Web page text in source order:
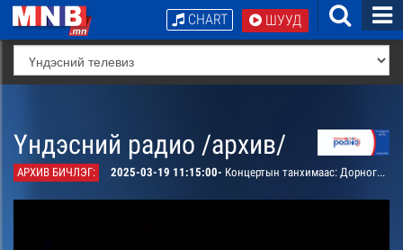
ШУУД
CHART
Үндэсний радио /архив/
АРХИВ БИЧЛЭГ: 2025-03-19 11:15:00- Концертын танхимаас: Дорноговь аймгийн Зохиолчдын “Хурмаст тэнгэр” төвийн 70 ойд зориулсан “ДОРНЫН ГОВИОС МОНГОЛ ЭХЭЛДЭГ” тоглолтын 2-р